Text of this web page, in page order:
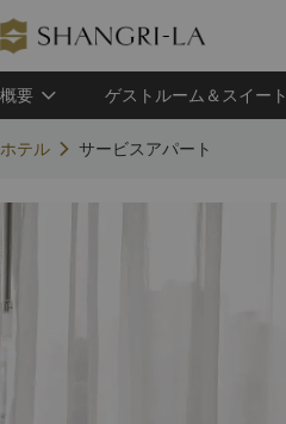
概要 ゲストルーム＆スイート
ホテル サービスアパート